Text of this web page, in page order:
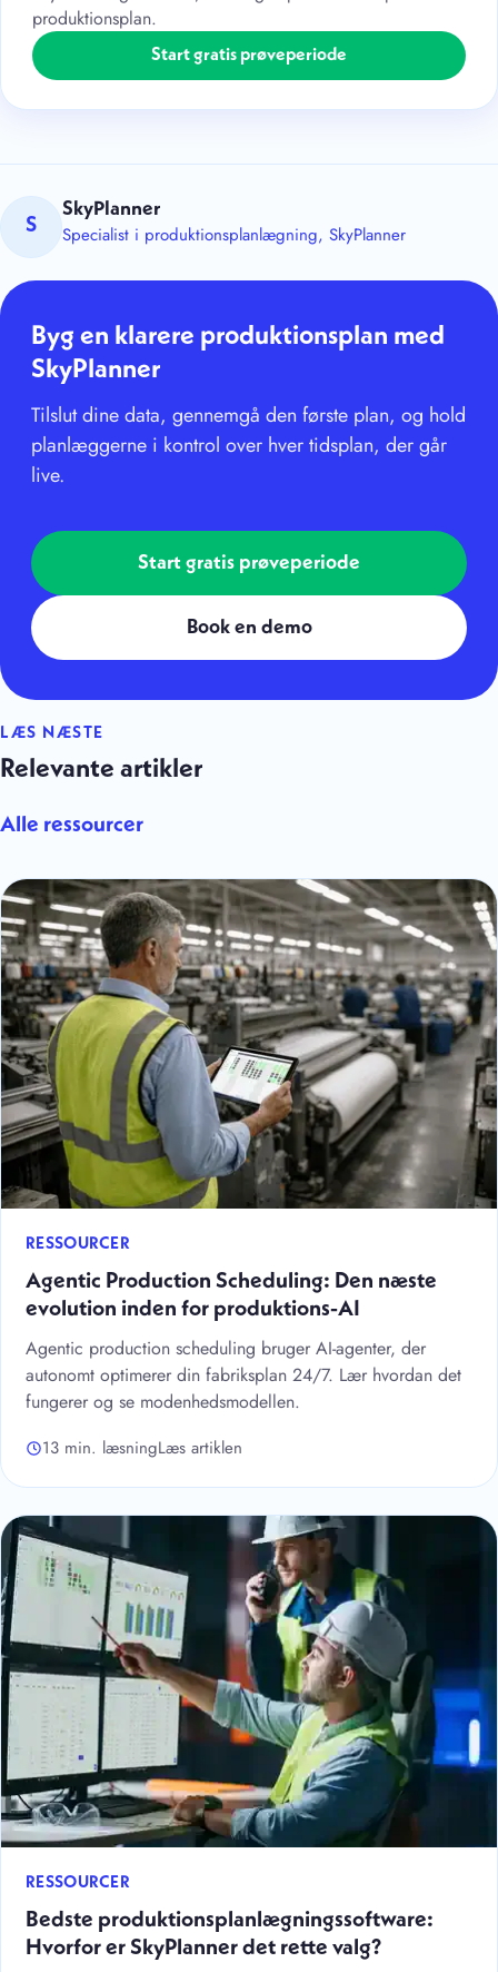
produktionsplan.
Start gratis prøveperiode
S
SkyPlanner
Specialist i produktionsplanlægning, SkyPlanner
Byg en klarere produktionsplan med
SkyPlanner
Tilslut dine data, gennemgå den første plan, og hold
planlæggerne i kontrol over hver tidsplan, der går
live.
Start gratis prøveperiode
Book en demo
LÆS NÆSTE
Relevante artikler
Alle ressourcer
RESSOURCER
Agentic Production Scheduling: Den næste
evolution inden for produktions-AI
Agentic production scheduling bruger AI-agenter, der
autonomt optimerer din fabriksplan 24/7. Lær hvordan det
fungerer og se modenhedsmodellen.
13 min. læsningLæs artiklen
RESSOURCER
Bedste produktionsplanlægningssoftware:
Hvorfor er SkyPlanner det rette valg?